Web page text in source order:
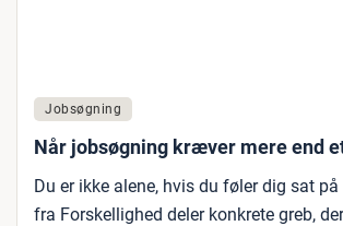
Jobsøgning
Når jobsøgning kræver mere end
Du er ikke alene, hvis du føler dig sat på
fra Forskellighed deler konkrete greb,